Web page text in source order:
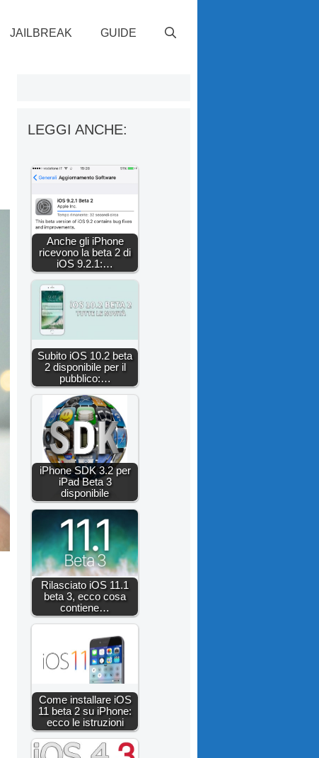
JAILBREAK GUIDE
LEGGI ANCHE:
Anche gli iPhone
ricevono la beta 2 di
iOS 9.2.1:…
Subito iOS 10.2 beta
2 disponibile per il
pubblico:…
iPhone SDK 3.2 per
iPad Beta 3
disponibile
Rilasciato iOS 11.1
beta 3, ecco cosa
contiene…
Come installare iOS
11 beta 2 su iPhone:
ecco le istruzioni